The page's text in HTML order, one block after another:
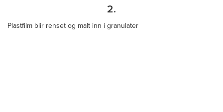
2.
Plastfilm blir renset og malt inn i granulater